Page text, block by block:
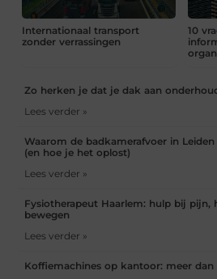
Internationaal transport
zonder verrassingen
10
Zo herken je dat je dak aan
Lees verder »
Waarom de badkamerafvoer in
(en hoe je het oplost)
Lees verder »
Fysiotherapeut Haarlem: hulp bij pijn,
bewegen
Lees verder »
Koffiemachines op kantoor: meer